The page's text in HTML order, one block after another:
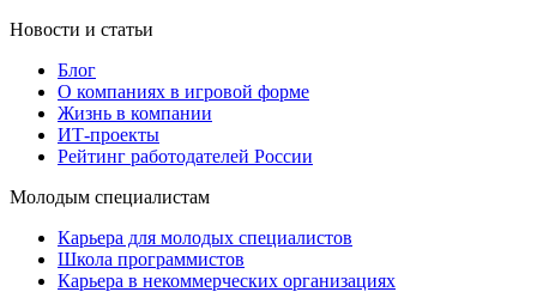
Новости и статьи
Блог
О компаниях в игровой форме
Жизнь в компании
ИТ-проекты
Рейтинг работодателей России
Молодым специалистам
Карьера для молодых специалистов
Школа программистов
Карьера в некоммерческих организациях